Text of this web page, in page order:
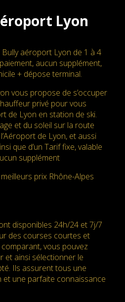
Lyon
Bully aéroport Lyon de 1 à 4
aucun supplément,
+ dépose terminal.
vous propose de s’occuper
privé pour vous
de Lyon en station de ski.
et du soleil sur la route
de Lyon, et aussi
que d’un Tarif fixe, valable
supplément
prix Rhône-Alpes
disponibles 24h/24 et 7j/7
des courses courtes et
vous pouvez
et ainsi sélectionner le
Ils assurent tous une
et une parfaite connaissance